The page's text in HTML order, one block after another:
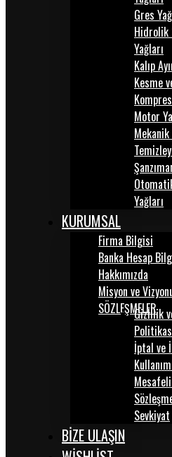
Gres
Hidrolik
Yağları
Kalıp
Kesme
Motor
Mekanik
Yağları
KURUMSAL
Firma Bilgisi
Banka Hesap
Hakkımızda
Misyon ve
SÖZLEŞMELER
Gizlilik
İptal ve
Sevkiyat
BİZE ULAŞIN